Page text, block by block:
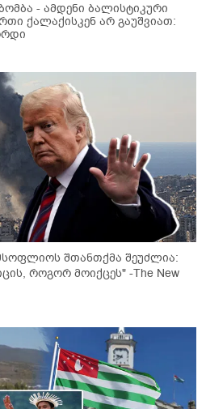
- ამდენი ბალისტიკური
ქალაქისკენ არ გაუშვიათ:
შთანთქმა შეუძლია:
მოიქცეს" -The New